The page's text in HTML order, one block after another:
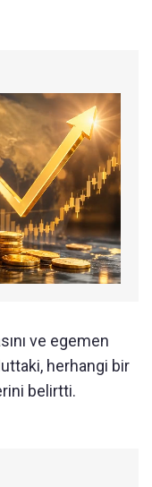
ve egemen
herhangi bir
belirtti.